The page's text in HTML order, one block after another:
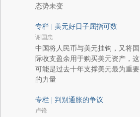
态势未变
专栏 | 美元好日子屈指可数
谢国忠
中国将人民币与美元挂钩，又将国
际收支盈余用于购买美元资产，这
可能是过去十年支撑美元最为重要
的力量
专栏 | 判别通胀的争议
卢锋